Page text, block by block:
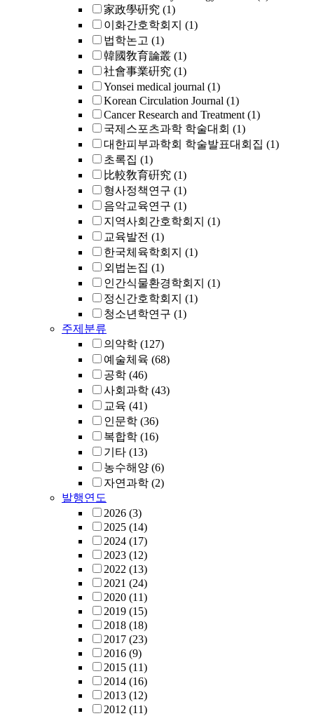
家政學硏究 (1)
이화간호학회지 (1)
법학논고 (1)
韓國敎育論叢 (1)
社會事業硏究 (1)
Yonsei medical journal (1)
Korean Circulation Journal (1)
Cancer Research and Treatment (1)
국제스포츠과학 학술대회 (1)
대한피부과학회 학술발표대회집 (1)
초록집 (1)
比較敎育硏究 (1)
형사정책연구 (1)
음악교육연구 (1)
지역사회간호학회지 (1)
교육발전 (1)
한국체육학회지 (1)
외법논집 (1)
인간식물환경학회지 (1)
정신간호학회지 (1)
청소년학연구 (1)
주제분류
의약학 (127)
예술체육 (68)
공학 (46)
사회과학 (43)
교육 (41)
인문학 (36)
복합학 (16)
기타 (13)
농수해양 (6)
자연과학 (2)
발행연도
2026 (3)
2025 (14)
2024 (17)
2023 (12)
2022 (13)
2021 (24)
2020 (11)
2019 (15)
2018 (18)
2017 (23)
2016 (9)
2015 (11)
2014 (16)
2013 (12)
2012 (11)